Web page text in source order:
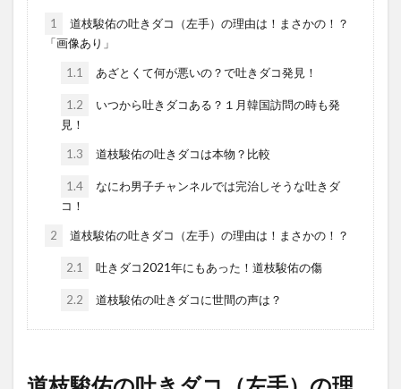
1
道枝駿佑の吐きダコ（左手）の理由は！まさかの！？
「画像あり」
1.1 あざとくて何が悪いの？で吐きダコ発見！
1.2
いつから吐きダコある？１月韓国訪問の時も発
見！
1.3 道枝駿佑の吐きダコは本物？比較
1.4
なにわ男子チャンネルでは完治しそうな吐きダ
コ！
2 道枝駿佑の吐きダコ（左手）の理由は！まさかの！？
2.1 吐きダコ2021年にもあった！道枝駿佑の傷
2.2 道枝駿佑の吐きダコに世間の声は？